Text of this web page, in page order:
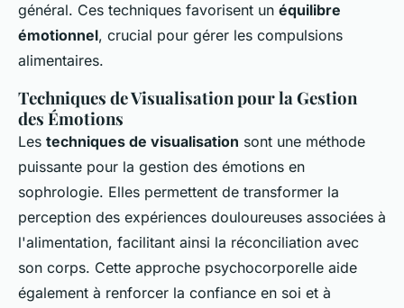
général. Ces techniques favorisent un équilibre
émotionnel, crucial pour gérer les compulsions
alimentaires.
Techniques de Visualisation pour la Gestion
des Émotions
Les techniques de visualisation sont une méthode
puissante pour la gestion des émotions en
sophrologie. Elles permettent de transformer la
perception des expériences douloureuses associées à
l'alimentation, facilitant ainsi la réconciliation avec
son corps. Cette approche psychocorporelle aide
également à renforcer la confiance en soi et à